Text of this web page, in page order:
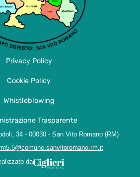
Privacy Policy
Cookie Policy
Whistleblowing
Trasparente
34 - 00030 - San Vito Romano (RM)
da